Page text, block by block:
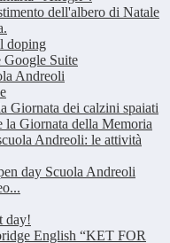
dell'albero di Natale
doping
Google Suite
Andreoli
Giornata dei calzini spaiati
la Giornata della Memoria
Andreoli: le attività
day Scuola Andreoli
day!
English “KET FOR